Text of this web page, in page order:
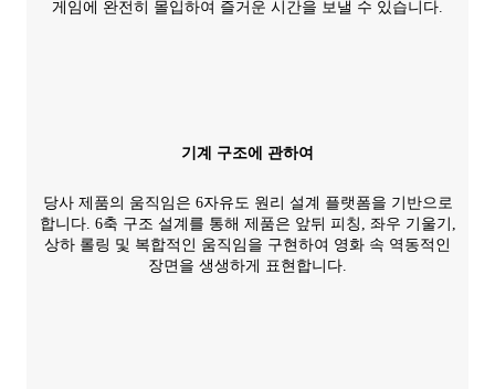
게임에 완전히 몰입하여 즐거운 시간을 보낼 수 있습니다.
기계 구조에 관하여
당사 제품의 움직임은 6자유도 원리 설계 플랫폼을 기반으로
합니다. 6축 구조 설계를 통해 제품은 앞뒤 피칭, 좌우 기울기,
상하 롤링 및 복합적인 움직임을 구현하여 영화 속 역동적인
장면을 생생하게 표현합니다.